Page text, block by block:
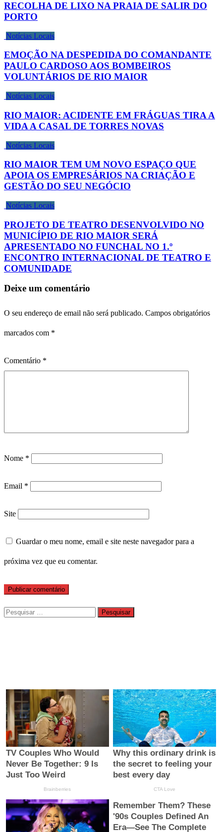
RECOLHA DE LIXO NA PRAIA DE SALIR DO
PORTO
Notícias Locais
EMOÇÃO NA DESPEDIDA DO COMANDANTE
PAULO CARDOSO AOS BOMBEIROS
VOLUNTÁRIOS DE RIO MAIOR
Notícias Locais
RIO MAIOR: ACIDENTE EM FRÁGUAS TIRA A
VIDA A CASAL DE TORRES NOVAS
Notícias Locais
RIO MAIOR TEM UM NOVO ESPAÇO QUE
APOIA OS EMPRESÁRIOS NA CRIAÇÃO E
GESTÃO DO SEU NEGÓCIO
Notícias Locais
PROJETO DE TEATRO DESENVOLVIDO NO
MUNICÍPIO DE RIO MAIOR SERÁ
APRESENTADO NO FUNCHAL NO 1.º
ENCONTRO INTERNACIONAL DE TEATRO E
COMUNIDADE
Deixe um comentário
O seu endereço de email não será publicado. Campos obrigatórios
marcados com *
Comentário *
Nome *
Email *
Site
Guardar o meu nome, email e site neste navegador para a
próxima vez que eu comentar.
Pesquisar
por: